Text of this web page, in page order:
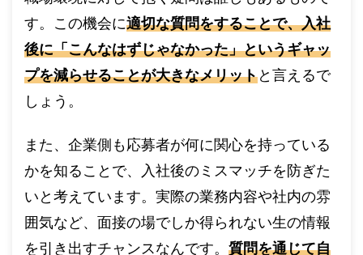
す。この機会に適切な質問をすることで、入社
後に「こんなはずじゃなかった」というギャッ
プを減らせることが大きなメリットと言えるで
しょう。
また、企業側も応募者が何に関心を持っている
かを知ることで、入社後のミスマッチを防ぎた
いと考えています。実際の業務内容や社内の雰
囲気など、面接の場でしか得られない生の情報
を引き出すチャンスなんです。 質問を通じて自